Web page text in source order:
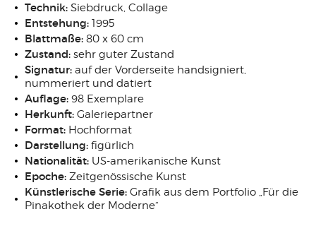
Technik: Siebdruck, Collage
Entstehung: 1995
Blattmaße: 80 x 60 cm
Zustand: sehr guter Zustand
Signatur: auf der Vorderseite handsigniert,
nummeriert und datiert
Auflage: 98 Exemplare
Herkunft: Galeriepartner
Format: Hochformat
Darstellung: figürlich
Nationalität: US-amerikanische Kunst
Epoche: Zeitgenössische Kunst
Künstlerische Serie: Grafik aus dem Portfolio „Für die
Pinakothek der Moderne“